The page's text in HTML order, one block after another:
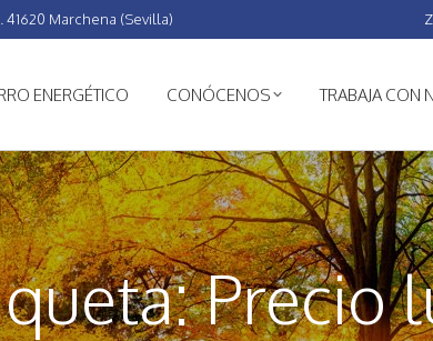
41620 Marchena (Sevilla)
ENERGÉTICO CONÓCENOS TRABAJA CON
Precio